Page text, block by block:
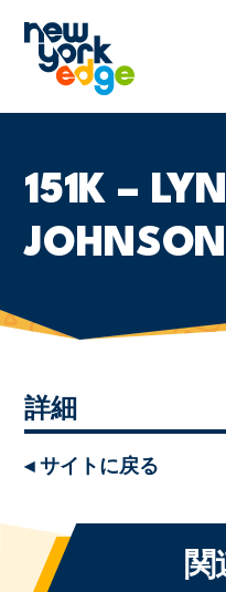
151K –
JOHNSON
詳細
◂ サイトに戻る
関